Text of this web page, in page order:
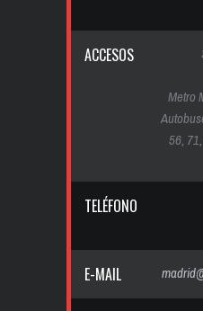
ACCESOS
Metro
56,
TELÉFONO
E-MAIL